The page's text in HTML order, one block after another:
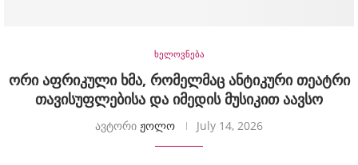
ხელოვნება
ორი აფრიკული ხმა, რომელმაც ანტიკური თეატრი
თავისუფლებისა და იმედის მუსიკით აავსო
ავტორი ჟოლო July 14, 2026